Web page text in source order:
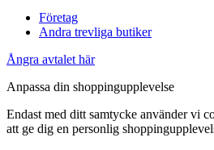
Företag
Andra trevliga butiker
Ångra avtalet här
Anpassa din shoppingupplevelse
Endast med ditt samtycke använder vi
att ge dig en personlig